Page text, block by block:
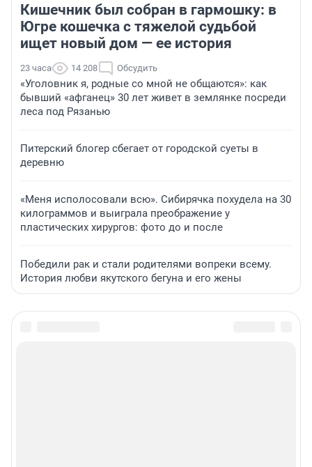
Кишечник был собран в гармошку: в
Югре кошечка с тяжелой судьбой
ищет новый дом — ее история
23 часа 14 208 Обсудить
«Уголовник я, родные со мной не общаются»: как
бывший «афганец» 30 лет живет в землянке посреди
леса под Рязанью
Питерский блогер сбегает от городской суеты в
деревню
«Меня исполосовали всю». Сибирячка похудела на 30
килограммов и выиграла преображение у
пластических хирургов: фото до и после
Победили рак и стали родителями вопреки всему.
История любви якутского бегуна и его жены